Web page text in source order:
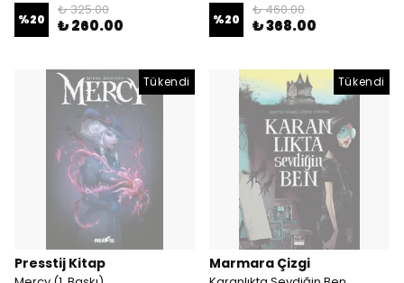
%20
₺ 325.00
₺ 260.00 %20
₺ 460.00
₺ 368.00
Tükendi
Presstij Kitap
Tükendi
Marmara Çizgi